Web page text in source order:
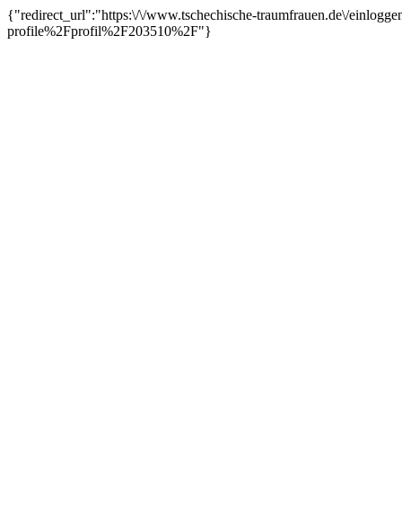
{"redirect_url":"https:\/\/www.tschechische-traumfrauen.de\/
profile%2Fprofil%2F203510%2F"}